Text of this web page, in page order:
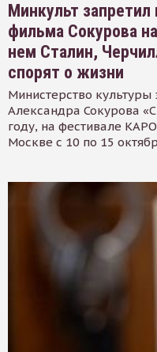
Минкульт
фильма Сокурова
нем Сталин,
спорят о жизни
Министерство
Александра Сокурова
году, на фестивале
Москве с 10 по 15